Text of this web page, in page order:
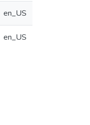
en_US
en_US